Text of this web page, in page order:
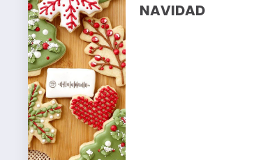
NAVIDAD